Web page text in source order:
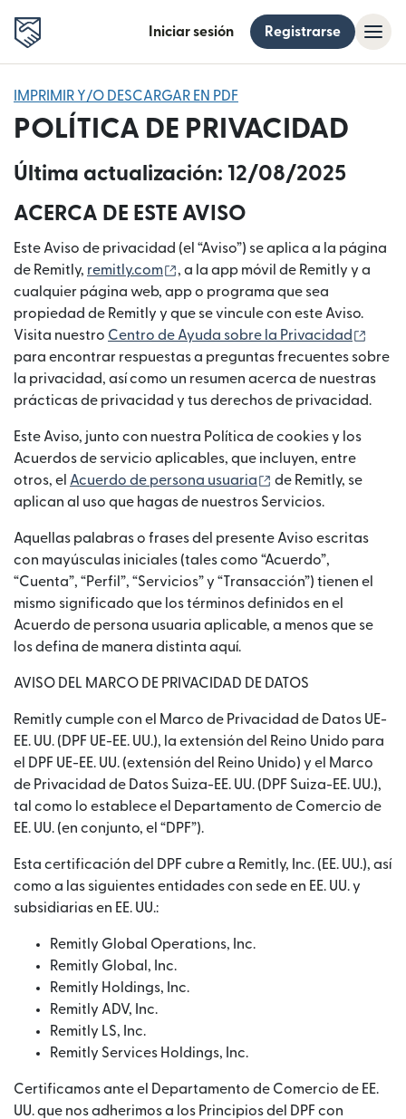
Iniciar sesión Registrarse
IMPRIMIR Y/O DESCARGAR EN PDF
POLÍTICA DE PRIVACIDAD
Última actualización: 12/08/2025
ACERCA DE ESTE AVISO
Este Aviso de privacidad (el “Aviso”) se aplica a la página
de Remitly, remitly.com (se abre en una ventana nueva)
, a la app móvil de Remitly y a
cualquier página web, app o programa que sea
propiedad de Remitly y que se vincule con este Aviso.
Visita nuestro Centro de Ayuda sobre la Privacidad
para encontrar respuestas a preguntas frecuentes sobre
la privacidad, así como un resumen acerca de nuestras
prácticas de privacidad y tus derechos de privacidad.
Este Aviso, junto con nuestra Política de cookies y los
Acuerdos de servicio aplicables, que incluyen, entre
otros, el Acuerdo de persona usuaria (se abre en una
de Remitly, se
aplican al uso que hagas de nuestros Servicios.
Aquellas palabras o frases del presente Aviso escritas
con mayúsculas iniciales (tales como “Acuerdo”,
“Cuenta”, “Perfil”, “Servicios” y “Transacción”) tienen el
mismo significado que los términos definidos en el
Acuerdo de persona usuaria aplicable, a menos que se
los defina de manera distinta aquí.
AVISO DEL MARCO DE PRIVACIDAD DE DATOS
Remitly cumple con el Marco de Privacidad de Datos UE-
EE. UU. (DPF UE-EE. UU.), la extensión del Reino Unido para
el DPF UE-EE. UU. (extensión del Reino Unido) y el Marco
de Privacidad de Datos Suiza-EE. UU. (DPF Suiza-EE. UU.),
tal como lo establece el Departamento de Comercio de
EE. UU. (en conjunto, el “DPF”).
Esta certificación del DPF cubre a Remitly, Inc. (EE. UU.), así
como a las siguientes entidades con sede en EE. UU. y
subsidiarias en EE. UU.:
Remitly Global Operations, Inc.
Remitly Global, Inc.
Remitly Holdings, Inc.
Remitly ADV, Inc.
Remitly LS, Inc.
Remitly Services Holdings, Inc.
Certificamos ante el Departamento de Comercio de EE.
UU. que nos adherimos a los Principios del DPF con